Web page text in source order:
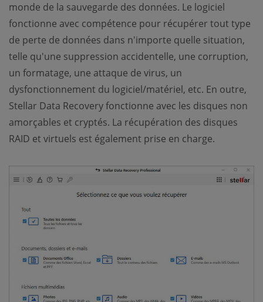
monde de la sauvegarde des données. Le logiciel
fonctionne avec compétence pour récupérer tout type
de perte de données dans n'importe quelle situation,
telle qu'une suppression accidentelle, une corruption,
un formatage, une attaque de virus, un
dysfonctionnement du logiciel/matériel, etc. En outre,
Stellar Data Recovery fonctionne avec les disques non
amorçables et cryptés. La récupération des disques
RAID et virtuels est également prise en charge.